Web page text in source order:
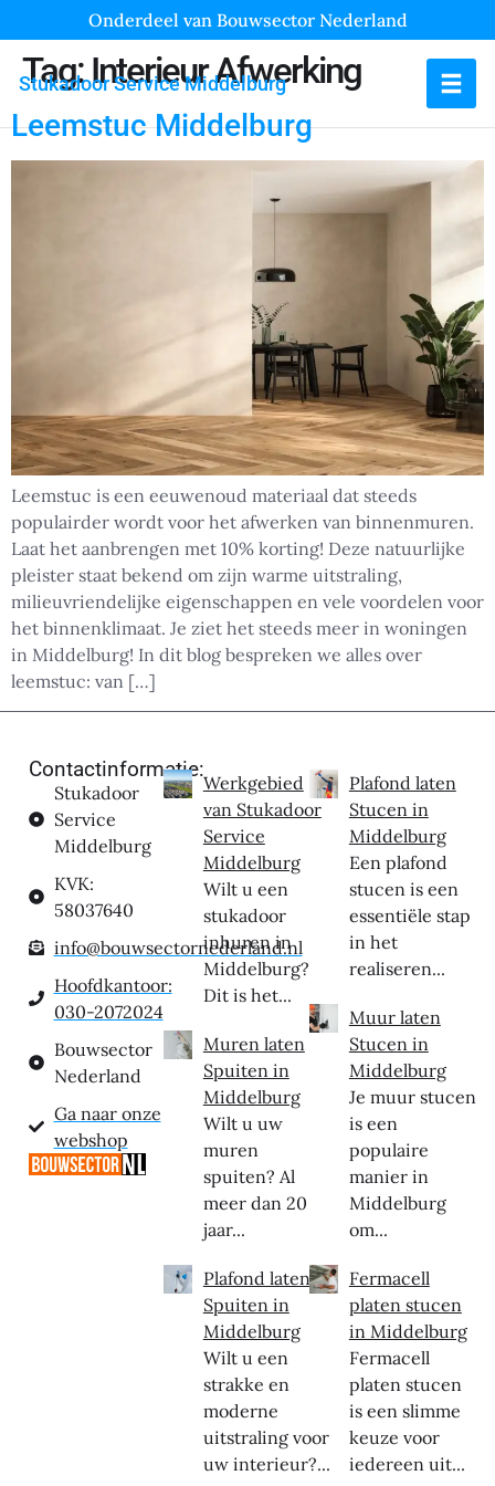
Onderdeel van Bouwsector Nederland
Stukadoor Service Middelburg
Tag:Interieur Afwerking
Leemstuc Middelburg
Leemstuc is een eeuwenoud materiaal dat steeds
populairder wordt voor het afwerken van binnenmuren.
Laat het aanbrengen met 10% korting! Deze natuurlijke
pleister staat bekend om zijn warme uitstraling,
milieuvriendelijke eigenschappen en vele voordelen voor
het binnenklimaat. Je ziet het steeds meer in woningen
in Middelburg! In dit blog bespreken we alles over
leemstuc: van […]
Contactinformatie:
Stukadoor
Service
Middelburg
KVK:
58037640
info@bouwsectornederland.nl
Hoofdkantoor:
030-2072024
Bouwsector
Nederland
Ga naar onze
webshop
Werkgebied
van Stukadoor
Service
Middelburg
Wilt u een
stukadoor
inhuren in
Middelburg?
Dit is het...
Muren laten
Spuiten in
Middelburg
Wilt u uw
muren
spuiten? Al
meer dan 20
jaar...
Plafond laten
Spuiten in
Middelburg
Wilt u een
strakke en
moderne
uitstraling voor
uw interieur?...
Plafond laten
Stucen in
Middelburg
Een plafond
stucen is een
essentiële stap
in het
realiseren...
Muur laten
Stucen in
Middelburg
Je muur stucen
is een
populaire
manier in
Middelburg
om...
Fermacell
platen stucen
in Middelburg
Fermacell
platen stucen
is een slimme
keuze voor
iedereen uit...